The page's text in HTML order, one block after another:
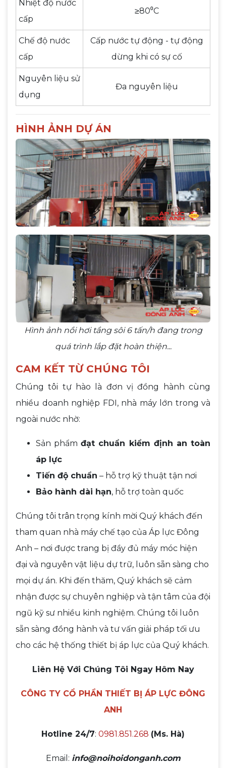
Nhiệt độ nước
cấp
≥80⁰C
Chế độ nước
cấp
Cấp nước tự động - tự động
dừng khi có sự cố
Nguyên liệu sử
dụng
Đa nguyên liệu
HÌNH ẢNH DỰ ÁN
Hình ảnh nồi hơi tầng sôi 6 tấn/h đang trong
quá trình lắp đặt hoàn thiện...
CAM KẾT TỪ CHÚNG TÔI
Chúng tôi tự hào là đơn vị đồng hành cùng
nhiều doanh nghiệp FDI, nhà máy lớn trong và
ngoài nước nhờ:
Sản phẩmđạt chuẩn kiểm định an toàn
áp lực
Tiến độ chuẩn – hỗ trợ kỹ thuật tận nơi
Bảo hành dài hạn, hỗ trợ toàn quốc
Chúng tôi trân trọng kính mời Quý khách đến
tham quan nhà máy chế tạo của Áp lực Đông
Anh – nơi được trang bị đầy đủ máy móc hiện
đại và nguyên vật liệu dự trữ, luôn sẵn sàng cho
mọi dự án. Khi đến thăm, Quý khách sẽ cảm
nhận được sự chuyên nghiệp và tận tâm của đội
ngũ kỹ sư nhiều kinh nghiệm. Chúng tôi luôn
sẵn sàng đồng hành và tư vấn giải pháp tối ưu
cho các hệ thống thiết bị áp lực của Quý khách.
Liên Hệ Với Chúng Tôi Ngay Hôm Nay
CÔNG TY CỔ PHẦN THIẾT BỊ ÁP LỰC ĐÔNG
ANH
Hotline 24/7: 0981.851.268 (Ms. Hà)
Email: info@noihoidonganh.com